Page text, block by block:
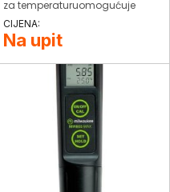
za temperaturuomogućuje
Multi-level LCD zaslon• Poruke
za umjeravanje i postavljanje
na LCD-u• Automatska
kompenzacija temperature•
Automatska kalibracija u
jednoj ili dvije točke• BEPS
(Battery Error Prevention
System) upozorava korisnika u
slučaju niske snage baterije
koja može negativno utjecati
na očitanja• %
baterije prikazani na početnom
ekranu• Kompaktan, za teške
uvjete rada, i vodootporan•
Jednostavan za čišćenje i
Na upit